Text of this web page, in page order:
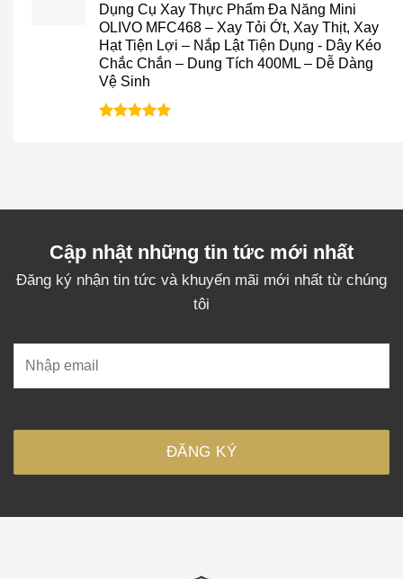
Dụng Cụ Xay Thực Phẩm Đa Năng Mini
OLIVO MFC468 – Xay Tỏi Ớt, Xay Thịt, Xay
Hạt Tiện Lợi – Nắp Lật Tiện Dụng - Dây Kéo
Chắc Chắn – Dung Tích 400ML – Dễ Dàng
Vệ Sinh
là:
428.000₫.
tại
là:
299.000₫.
Cập nhật những tin tức mới nhất
Đăng ký nhận tin tức và khuyến mãi mới nhất từ chúng
tôi